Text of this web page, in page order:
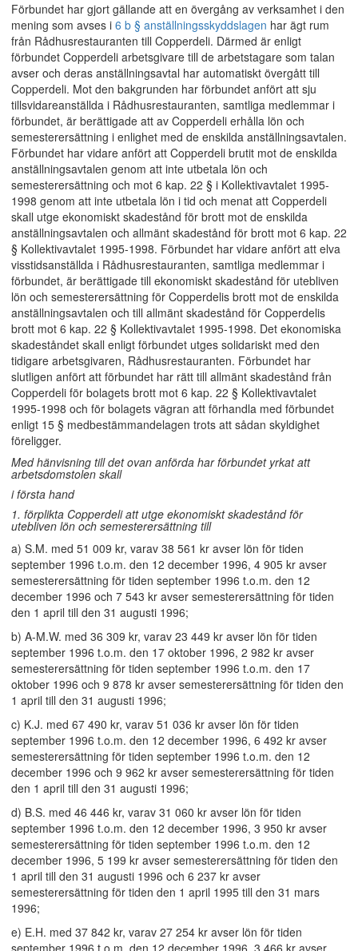
Förbundet har gjort gällande att en övergång av verksamhet i den
mening som avses i 6 b § anställningsskyddslagen har ägt rum
från Rådhusrestauranten till Copperdeli. Därmed är enligt
förbundet Copperdeli arbetsgivare till de arbetstagare som talan
avser och deras anställningsavtal har automatiskt övergått till
Copperdeli. Mot den bakgrunden har förbundet anfört att sju
tillsvidareanställda i Rådhusrestauranten, samtliga medlemmar i
förbundet, är berättigade att av Copperdeli erhålla lön och
semesterersättning i enlighet med de enskilda anställningsavtalen.
Förbundet har vidare anfört att Copperdeli brutit mot de enskilda
anställningsavtalen genom att inte utbetala lön och
semesterersättning och mot 6 kap. 22 § i Kollektivavtalet 1995-
1998 genom att inte utbetala lön i tid och menat att Copperdeli
skall utge ekonomiskt skadestånd för brott mot de enskilda
anställningsavtalen och allmänt skadestånd för brott mot 6 kap. 22
§ Kollektivavtalet 1995-1998. Förbundet har vidare anfört att elva
visstidsanställda i Rådhusrestauranten, samtliga medlemmar i
förbundet, är berättigade till ekonomiskt skadestånd för utebliven
lön och semesterersättning för Copperdelis brott mot de enskilda
anställningsavtalen och till allmänt skadestånd för Copperdelis
brott mot 6 kap. 22 § Kollektivavtalet 1995-1998. Det ekonomiska
skadeståndet skall enligt förbundet utges solidariskt med den
tidigare arbetsgivaren, Rådhusrestauranten. Förbundet har
slutligen anfört att förbundet har rätt till allmänt skadestånd från
Copperdeli för bolagets brott mot 6 kap. 22 § Kollektivavtalet
1995-1998 och för bolagets vägran att förhandla med förbundet
enligt 15 § medbestämmandelagen trots att sådan skyldighet
föreligger.
Med hänvisning till det ovan anförda har förbundet yrkat att
arbetsdomstolen skall
i första hand
1. förplikta Copperdeli att utge ekonomiskt skadestånd för
utebliven lön och semesterersättning till
a) S.M. med 51 009 kr, varav 38 561 kr avser lön för tiden
september 1996 t.o.m. den 12 december 1996, 4 905 kr avser
semesterersättning för tiden september 1996 t.o.m. den 12
december 1996 och 7 543 kr avser semesterersättning för tiden
den 1 april till den 31 augusti 1996;
b) A-M.W. med 36 309 kr, varav 23 449 kr avser lön för tiden
september 1996 t.o.m. den 17 oktober 1996, 2 982 kr avser
semesterersättning för tiden september 1996 t.o.m. den 17
oktober 1996 och 9 878 kr avser semesterersättning för tiden den
1 april till den 31 augusti 1996;
c) K.J. med 67 490 kr, varav 51 036 kr avser lön för tiden
september 1996 t.o.m. den 12 december 1996, 6 492 kr avser
semesterersättning för tiden september 1996 t.o.m. den 12
december 1996 och 9 962 kr avser semesterersättning för tiden
den 1 april till den 31 augusti 1996;
d) B.S. med 46 446 kr, varav 31 060 kr avser lön för tiden
september 1996 t.o.m. den 12 december 1996, 3 950 kr avser
semesterersättning för tiden september 1996 t.o.m. den 12
december 1996, 5 199 kr avser semesterersättning för tiden den
1 april till den 31 augusti 1996 och 6 237 kr avser
semesterersättning för tiden den 1 april 1995 till den 31 mars
1996;
e) E.H. med 37 842 kr, varav 27 254 kr avser lön för tiden
september 1996 t.o.m. den 12 december 1996, 3 466 kr avser